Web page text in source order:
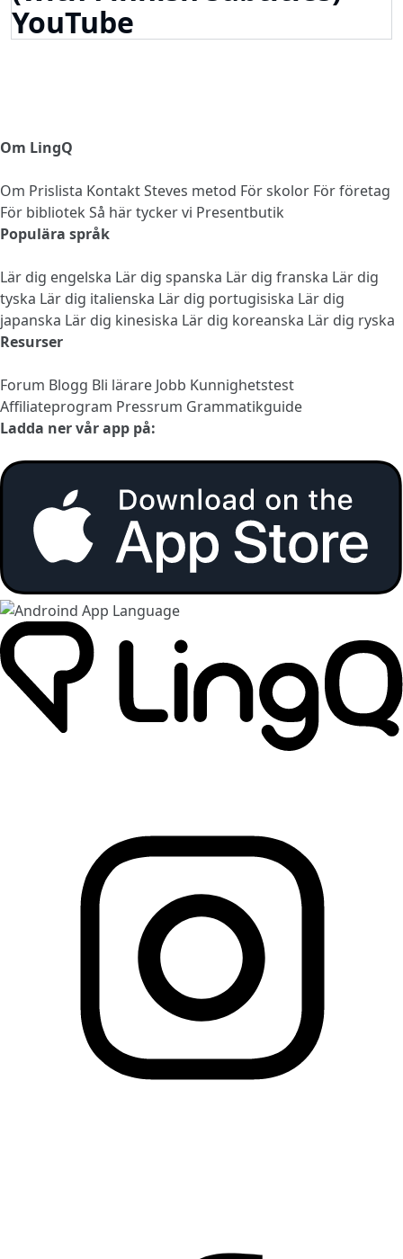
YouTube
Om LingQ
Om Prislista KontaktSteves metod För skolor För företag
För bibliotek Så här tycker vi Presentbutik
Populära språk
Lär dig engelska Lär dig spanska Lär dig franska Lär dig
tyska Lär dig italienska Lär dig portugisiska Lär dig
japanska Lär dig kinesiska Lär dig koreanska Lär dig ryska
Resurser
Forum Blogg Bli lärare Jobb Kunnighetstest
Affiliateprogram Pressrum Grammatikguide
Ladda ner vår app på: